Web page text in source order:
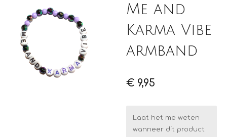
Me and
Karma Vibe
armband
€ 9,95
Laat het me weten
wanneer dit product